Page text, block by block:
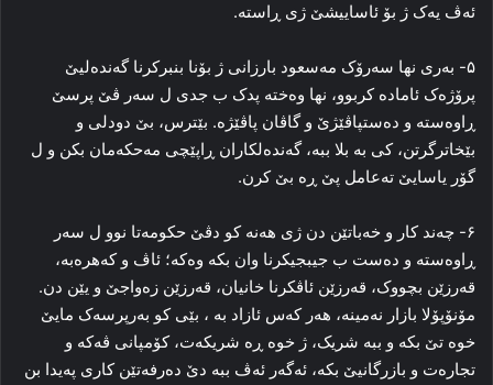
ئه‌ڤ یه‌ک ژ بۆ ئاساییشێ ژی ڕاسته‌.
۵- به‌ری نها سه‌رۆک مه‌سعود بارزانی ژ بۆنا بنبرکرنا گه‌نده‌لیێ
پرۆژه‌ک ئاماده‌ کربوو، نها وه‌خته‌ پدک ب جدی ل سه‌ر ڤێ پرسێ
ڕاوه‌سته‌ و ده‌ستپاڤێژێ و گاڤان پاڤێژه‌. بێترس، بێ دودلی و
بێخاترگرتن، کی به‌ بلا ببه‌، گه‌نده‌لکاران ڕاپێچی مه‌حکه‌مان بکن و ل
گۆر یاسایێ ته‌عامل پێ ڕه‌ بێ کرن.
۶- چه‌ند کار و خه‌باتێن دن ژی هه‌نه‌ کو دڤێ حكومەتا نوو ل سه‌ر
ڕاوه‌سته‌ و ده‌ست ب جیبجیکرنا وان بکه‌ وه‌که‌؛ ئاڤ و که‌هره‌به‌،
قه‌رزێن بچووک، قه‌رزێن ئاڤکرنا خانیان، قه‌رزێن زه‌واجێ و یێن دن.
مۆنۆپۆلا بازار نه‌مینه‌، هه‌ر که‌س ئازاد به‌ ، بێی کو به‌رپرسه‌ک مایێ
خوه‌ تێ بکه‌ و ببه‌ شریک، ژ خوه‌ ڕه‌ شریکه‌ت، کۆمپانی ڤه‌که‌ و
تجاره‌ت و بازرگانیێ بکه‌، ئه‌گه‌ر ئه‌ڤ ببه‌ دێ ده‌رفه‌تێن کاری په‌یدا بن